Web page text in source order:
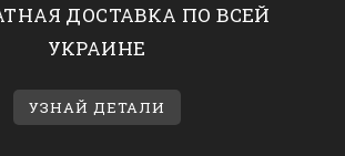
ДОСТАВКА ПО ВСЕЙ
УКРАИНЕ
УЗНАЙ ДЕТАЛИ